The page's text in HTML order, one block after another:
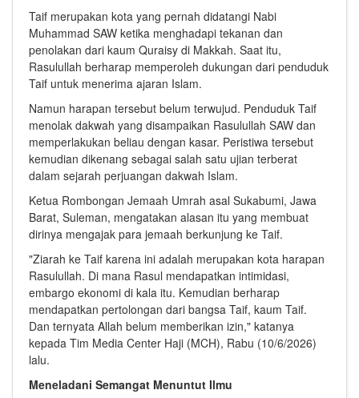
Taif merupakan kota yang pernah didatangi Nabi
Muhammad SAW ketika menghadapi tekanan dan
penolakan dari kaum Quraisy di Makkah. Saat itu,
Rasulullah berharap memperoleh dukungan dari penduduk
Taif untuk menerima ajaran Islam.
Namun harapan tersebut belum terwujud. Penduduk Taif
menolak dakwah yang disampaikan Rasulullah SAW dan
memperlakukan beliau dengan kasar. Peristiwa tersebut
kemudian dikenang sebagai salah satu ujian terberat
dalam sejarah perjuangan dakwah Islam.
Ketua Rombongan Jemaah Umrah asal Sukabumi, Jawa
Barat, Suleman, mengatakan alasan itu yang membuat
dirinya mengajak para jemaah berkunjung ke Taif.
"Ziarah ke Taif karena ini adalah merupakan kota harapan
Rasulullah. Di mana Rasul mendapatkan intimidasi,
embargo ekonomi di kala itu. Kemudian berharap
mendapatkan pertolongan dari bangsa Taif, kaum Taif.
Dan ternyata Allah belum memberikan izin," katanya
kepada Tim Media Center Haji (MCH), Rabu (10/6/2026)
lalu.
Meneladani Semangat Menuntut Ilmu